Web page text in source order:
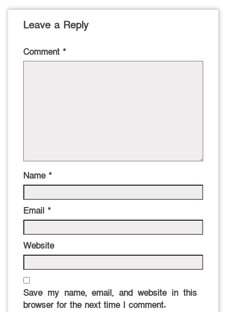
Leave a Reply
Comment *
Name *
Email *
Website
Save my name, email, and website in this
browser for the next time I comment.